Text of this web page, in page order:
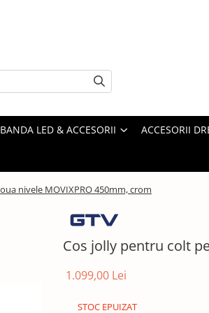
BANDA LED & ACCESORII ACCESORII
nivele MOVIXPRO 450mm, crom
Cos jolly pentru colt
1.099,00 Lei
STOC EPUIZAT